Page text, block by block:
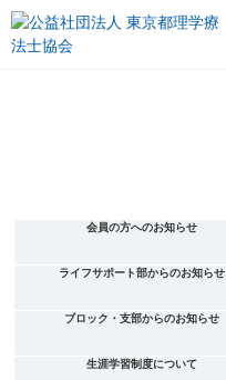
会員の方へのお知らせ
ライフサポート部からのお知らせ
ブロック・支部からのお知らせ
生涯学習制度について